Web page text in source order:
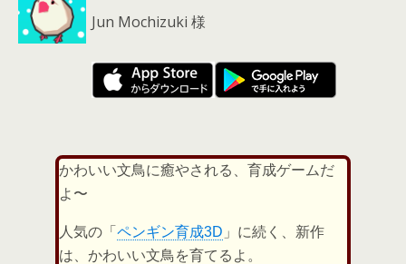
Jun Mochizuki 様
かわいい文鳥に癒やされる、育成ゲームだ
よ〜
人気の「 ペンギン育成3D 」に続く、新作
は、かわいい文鳥を育てるよ。